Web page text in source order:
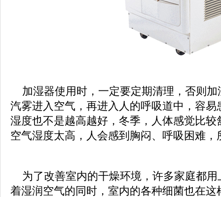
加湿器使用时，一定要定期清理，否则加
汽雾进入空气，再进入人的呼吸道中，容
湿度也不是越高越好，冬季，人体感觉比
空气湿度太高，人会感到胸闷、呼吸困难
为了改善室内的干燥环境，许多家庭都用
着湿润空气的同时，室内的各种细菌也在